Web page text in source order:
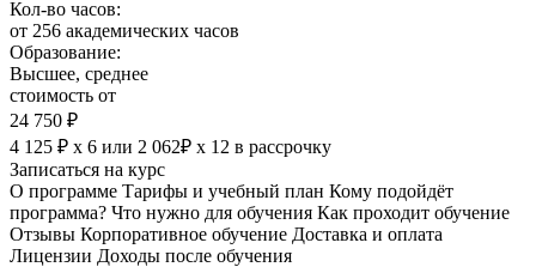
Кол-во часов:
от 256 академических часов
Образование:
Высшее, среднее
стоимость от
24 750 ₽
4 125 ₽ х 6 или 2 062₽ х 12 в рассрочку
Записаться на курс
О программе Тарифы и учебный план Кому подойдёт
программа? Что нужно для обучения Как проходит обучение
Отзывы Корпоративное обучение Доставка и оплата
Лицензии Доходы после обучения